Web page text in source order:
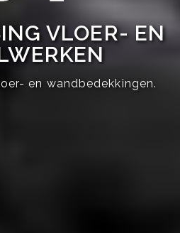
VLOER- EN
en wandbedekkingen.